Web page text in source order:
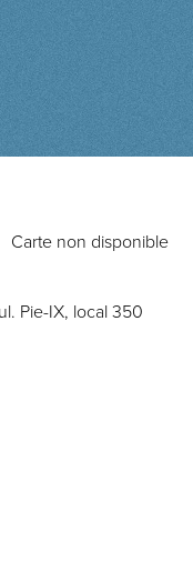
Carte non disponible
Pie-IX, local 350